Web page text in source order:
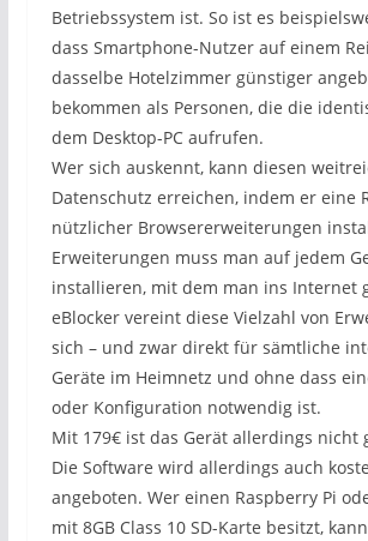
Betriebssystem ist. So ist es
dass Smartphone-Nutzer auf einem
dasselbe Hotelzimmer günstiger
bekommen als Personen, die die
dem Desktop-PC aufrufen.
Wer sich auskennt, kann diesen
Datenschutz erreichen, indem er eine
nützlicher Browsererweiterungen
Erweiterungen muss man auf jedem
installieren, mit dem man ins Internet
eBlocker vereint diese Vielzahl von
sich – und zwar direkt für sämtliche
Geräte im Heimnetz und ohne dass
oder Konfiguration notwendig ist.
Mit 179€ ist das Gerät allerdings nicht
Die Software wird allerdings auch
angeboten. Wer einen Raspberry Pi
mit 8GB Class 10 SD-Karte besitzt,